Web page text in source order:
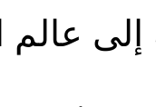
إلى